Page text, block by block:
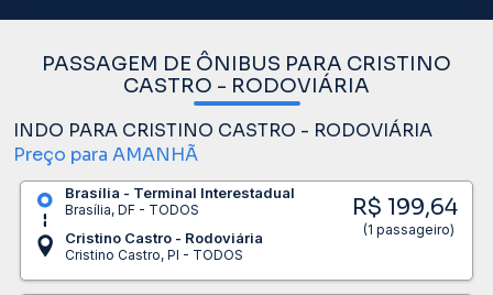
PASSAGEM DE ÔNIBUS PARA CRISTINO
CASTRO - RODOVIÁRIA
INDO PARA CRISTINO CASTRO - RODOVIÁRIA
Preço para AMANHÃ
Brasília - Terminal Interestadual
Brasília, DF - TODOS
Cristino Castro - Rodoviária
Cristino Castro, PI - TODOS
R$ 199,64
(1 passageiro)